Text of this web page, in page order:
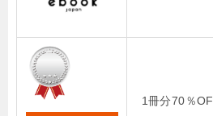
1冊分70％